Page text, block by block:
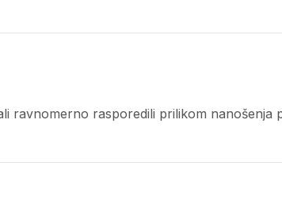
ravnomerno rasporedili prilikom nanošenja